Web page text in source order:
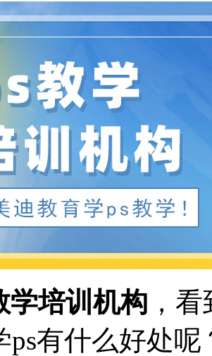
学培训机构 ，
ps有什么好处